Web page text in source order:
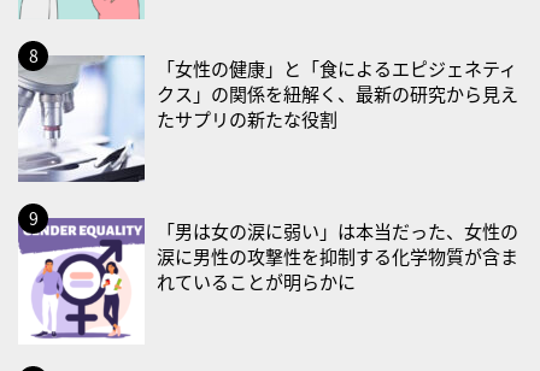
・歯ヂカラ探究月間
・職場の健康診断実施強化月間
・大腸がん検診の日
・防災の日
2026/09/02(水)
・がん征圧月間
・世界アルツハイマー月間
・健康増進普及月間
・歯ヂカラ探究月間
・職場の健康診断実施強化月間
「女性の健康」と「食によるエピジェネティ
クス」の関係を紐解く、最新の研究から見え
たサプリの新たな役割
「男は女の涙に弱い」は本当だった、女性の
涙に男性の攻撃性を抑制する化学物質が含ま
れていることが明らかに